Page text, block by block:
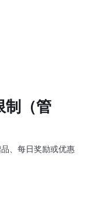
制（管
、每日奖励或优惠